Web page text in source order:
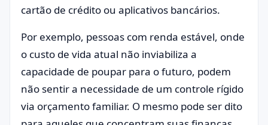
cartão de crédito ou aplicativos bancários.
Por exemplo, pessoas com renda estável, onde
o custo de vida atual não inviabiliza a
capacidade de poupar para o futuro, podem
não sentir a necessidade de um controle rígido
via orçamento familiar. O mesmo pode ser dito